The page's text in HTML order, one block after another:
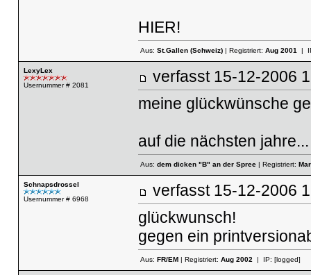
HIER!
Aus: St.Gallen (Schweiz)| Registriert: Aug 2001|
LexyLex
Usernummer # 2081
verfasst 15-12-
meine glückwünsche
auf die nächsten jahre...
Aus: dem dicken "B" an der Spree| Registriert:
Schnapsdrossel
Usernummer # 6968
verfasst 15-12-
glückwunsch!
gegen ein
Aus: FR/EM| Registriert: Aug 2002| IP: [logged]